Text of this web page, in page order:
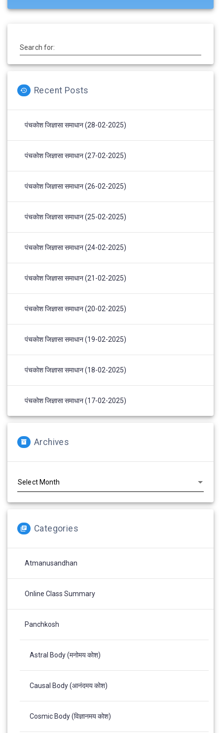
Search for:
Recent Posts
पंचकोश जिज्ञासा समाधान (28-02-2025)
पंचकोश जिज्ञासा समाधान (27-02-2025)
पंचकोश जिज्ञासा समाधान (26-02-2025)
पंचकोश जिज्ञासा समाधान (25-02-2025)
पंचकोश जिज्ञासा समाधान (24-02-2025)
पंचकोश जिज्ञासा समाधान (21-02-2025)
पंचकोश जिज्ञासा समाधान (20-02-2025)
पंचकोश जिज्ञासा समाधान (19-02-2025)
पंचकोश जिज्ञासा समाधान (18-02-2025)
पंचकोश जिज्ञासा समाधान (17-02-2025)
Archives
Categories
Atmanusandhan
Online Class Summary
Panchkosh
Astral Body (मनोमय कोश)
Causal Body (आनंदमय कोश)
Cosmic Body (विज्ञानमय कोश)